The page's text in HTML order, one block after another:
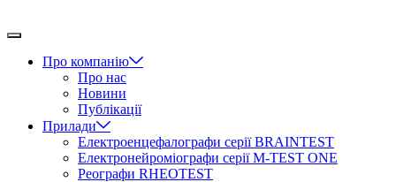
до
Про компанію
Про нас
Новини
Публікації
Прилади
Електроенцефалографи серії BRAINTEST
Електронейроміографи серії M-TEST ONE
Реографи RHEOTEST